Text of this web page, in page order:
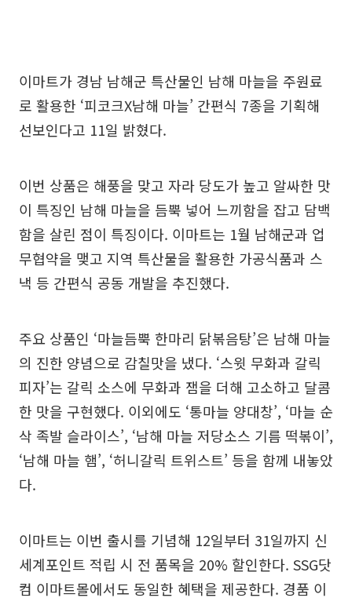
이마트가 경남 남해군 특산물인 남해 마늘을 주원료
로 활용한 ‘피코크X남해 마늘’ 간편식 7종을 기획해
선보인다고 11일 밝혔다.
이번 상품은 해풍을 맞고 자라 당도가 높고 알싸한 맛
이 특징인 남해 마늘을 듬뿍 넣어 느끼함을 잡고 담백
함을 살린 점이 특징이다. 이마트는 1월 남해군과 업
무협약을 맺고 지역 특산물을 활용한 가공식품과 스
낵 등 간편식 공동 개발을 추진했다.
주요 상품인 ‘마늘듬뿍 한마리 닭볶음탕’은 남해 마늘
의 진한 양념으로 감칠맛을 냈다. ‘스윗 무화과 갈릭
피자’는 갈릭 소스에 무화과 잼을 더해 고소하고 달콤
한 맛을 구현했다. 이외에도 ‘통마늘 양대창’, ‘마늘 순
삭 족발 슬라이스’, ‘남해 마늘 저당소스 기름 떡볶이’,
‘남해 마늘 햄’, ‘허니갈릭 트위스트’ 등을 함께 내놓았
다.
이마트는 이번 출시를 기념해 12일부터 31일까지 신
세계포인트 적립 시 전 품목을 20% 할인한다. SSG닷
컴 이마트몰에서도 동일한 혜택을 제공한다. 경품 이